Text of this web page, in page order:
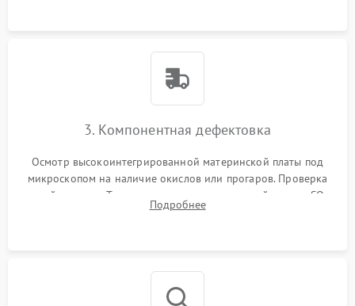
3. Компонентная дефектовка
Осмотр высокоинтегрированной материнской платы под
микроскопом на наличие окислов или прогаров. Проверка
цепей питания. Тестирование съемных модулей памяти SO-
DIMM и накопителей M.2 на стенде для выявления сбоев.
Подробнее